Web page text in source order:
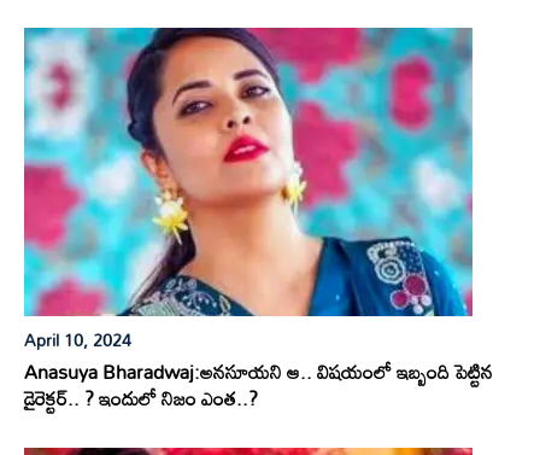
April 10, 2024
Anasuya Bharadwaj:అనసూయని ఆ.. విషయంలో ఇబ్బంది పెట్టిన
డైరెక్టర్.. ? ఇందులో నిజం ఎంత..?